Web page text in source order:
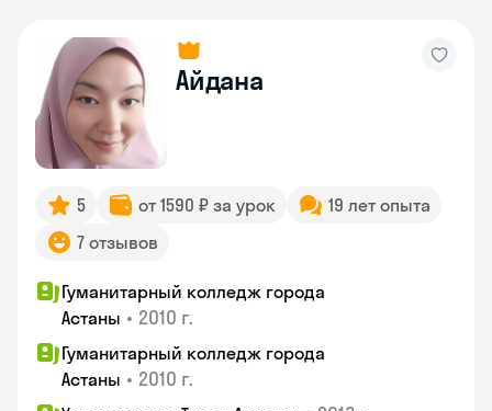
Айдана
5 от 1590 ₽ за урок
19 лет опыта
7 отзывов
Гуманитарный колледж города
Астаны • 2010 г.
Гуманитарный колледж города
Астаны • 2010 г.